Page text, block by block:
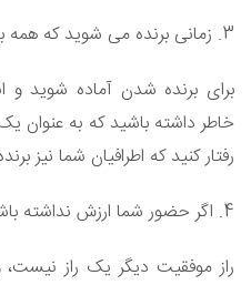
3. زمانی برنده می شوید که همه برنده شوند
برای برنده شدن آماده شوید و
خاطر داشته باشید که به عنوان
رفتار کنید که اطرافیان شما نیز
4. اگر حضور شما ارزش نداشته باشد، غیبت شما احساس نمی شود
راز موفقیت دیگر یک راز نیست،